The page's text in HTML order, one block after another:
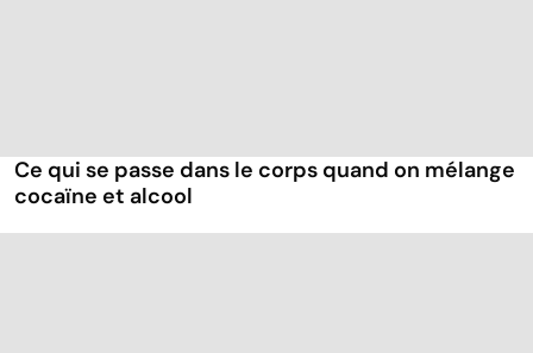
Ce qui se passe dans le corps quand on mélange
cocaïne et alcool